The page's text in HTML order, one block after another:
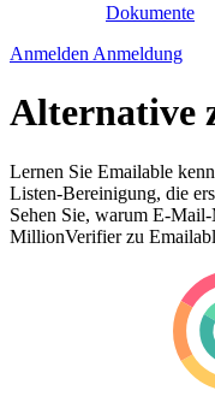
Dokumente
Anmelden Anmeldung
Alternative
Lernen Sie Emailable
Listen-Bereinigung, die
Sehen Sie, warum E-
MillionVerifier zu